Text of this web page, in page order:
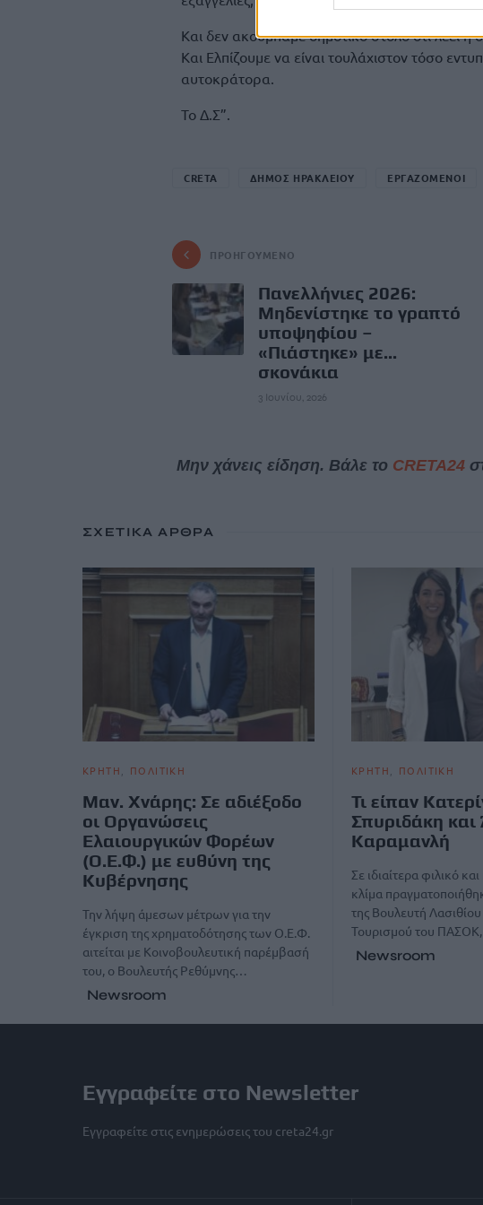
Και δεν ακουμπάμε δημοτικό στόλο ότι λέει
Και Ελπίζουμε να είναι τουλάχιστον τόσο
αυτοκράτορα.
Το Δ.Σ”.
CRETA ΔΗΜΟΣ ΗΡΑΚΛΕΙΟΥ ΕΡΓΑΖΟΜΕΝΟΙ
ΠΡΟΗΓΟΎΜΕΝΟ
Πανελλήνιες 2026:
Μηδενίστηκε το γραπτό
υποψηφίου –
«Πιάστηκε» με...
σκονάκια
3 Ιουνίου, 2026
Μην χάνεις είδηση. Βάλε το CRETA24
ΣΧΕΤΙΚΆ ΆΡΘΡΑ
ΚΡΗΤΗ ΠΟΛΙΤΙΚΗ
Μαν. Χνάρης: Σε αδιέξοδο
οι Οργανώσεις
Ελαιουργικών Φορέων
(Ο.Ε.Φ.) με ευθύνη της
Κυβέρνησης
Την λήψη άμεσων μέτρων για την
έγκριση της χρηματοδότησης των Ο.Ε.Φ.
αιτείται με Κοινοβουλευτική παρέμβασή
του, ο Βουλευτής Ρεθύμνης…
Newsroom
ΚΡΗΤΗ ΠΟΛΙΤΙΚΗ
Τι είπαν
Σπυριδάκη και
Καραμανλή
Σε ιδιαίτερα φιλικό
κλίμα
της Βουλευτή
Τουρισμού του
Newsroom
Εγγραφείτε στο Newsletter
Εγγραφείτε στις ενημερώσεις του creta24.gr